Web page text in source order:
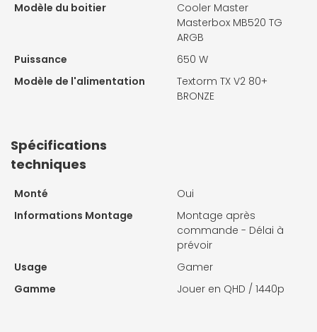
Modèle du boitier
Cooler Master
Masterbox MB520 TG
ARGB
Puissance
650 W
Modèle de l'alimentation
Textorm TX V2 80+
BRONZE
Spécifications
techniques
Monté
Oui
Informations Montage
Montage après
commande - Délai à
prévoir
Usage
Gamer
Gamme
Jouer en QHD / 1440p